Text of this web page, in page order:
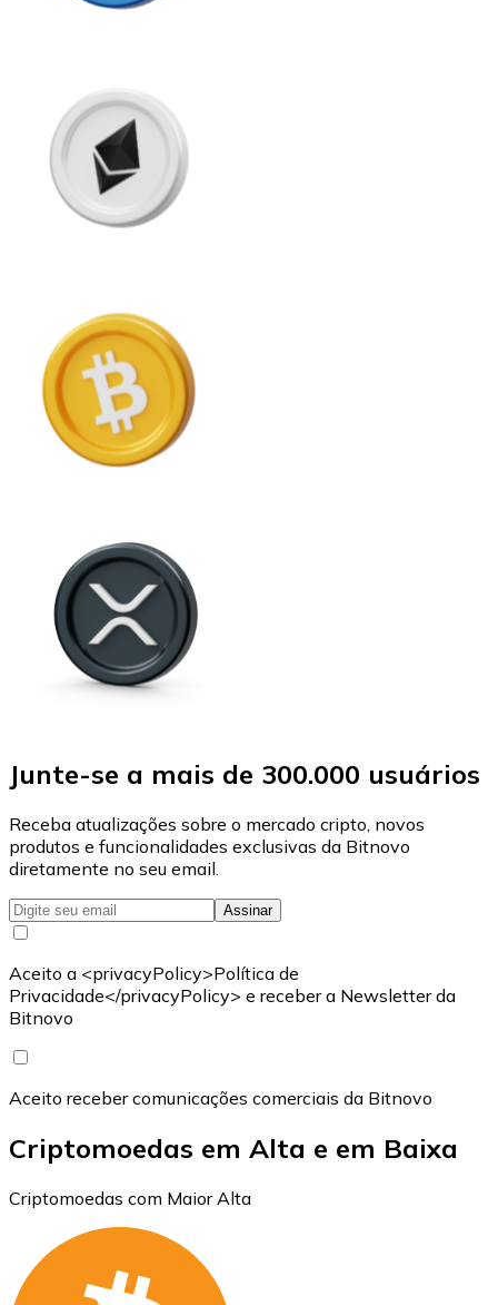
Junte-se a mais de 300.000 usuários
Receba atualizações sobre o mercado cripto, novos
produtos e funcionalidades exclusivas da Bitnovo
diretamente no seu email.
Assinar
Aceito a <privacyPolicy>Política de
Privacidade</privacyPolicy> e receber a Newsletter da
Bitnovo
Aceito receber comunicações comerciais da Bitnovo
Criptomoedas em Alta e em Baixa
Criptomoedas com Maior Alta